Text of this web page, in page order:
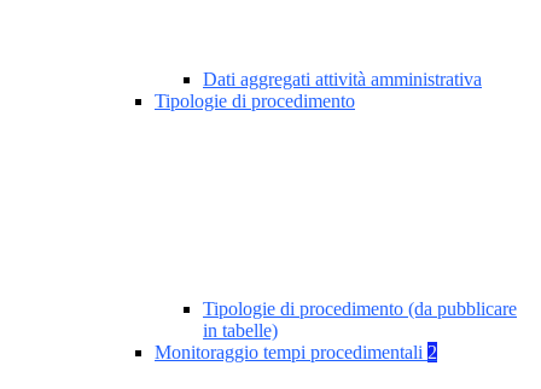
Dati aggregati attività amministrativa
Tipologie di procedimento
Tipologie di procedimento (da pubblicare
in tabelle)
Monitoraggio tempi procedimentali 2